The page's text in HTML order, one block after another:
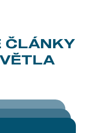
ČLÁNKY